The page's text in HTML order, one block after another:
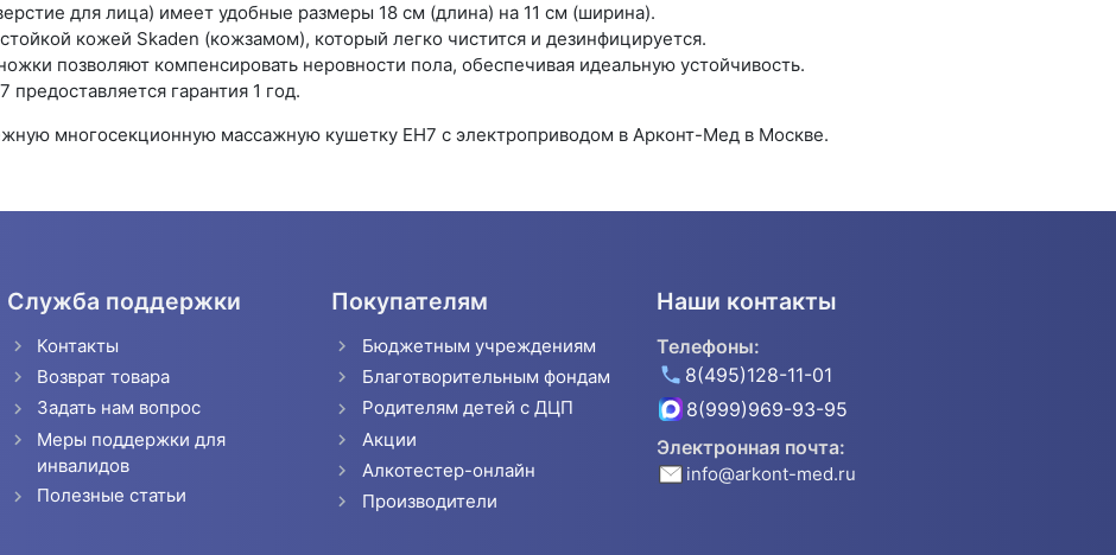
для лица) имеет удобные размеры 18 см (длина) на 11 см (ширина).
кожей Skaden (кожзамом), который легко чистится и дезинфицируется.
позволяют компенсировать неровности пола, обеспечивая идеальную устойчивость.
гарантия 1 год.
многосекционную массажную кушетку EH7 с электроприводом в Арконт-Мед в Москве.
Служба поддержки
Контакты
Возврат товара
Задать нам вопрос
Меры поддержки для
инвалидов
Полезные статьи
Покупателям
Бюджетным учреждениям
Благотворительным фондам
Родителям детей с ДЦП
Акции
Алкотестер-онлайн
Производители
Наши контакты
Телефоны:
8(495)128-11-01
8(999)969-93-95
Электронная почта:
info@arkont-med.ru